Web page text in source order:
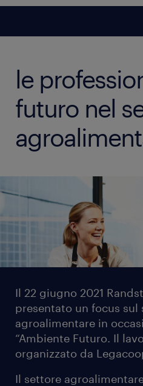
le
futuro nel
Il 22 giugno 2021
presentato un focus sul
agroalimentare in
“Ambiente Futuro. Il
organizzato da
Il settore